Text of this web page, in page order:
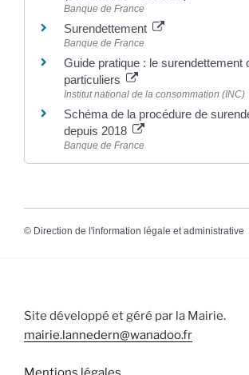
Banque de France
Surendettement
Banque de France
Guide pratique : le surendettement
particuliers
Institut national de la consommation (INC)
Schéma de la procédure de
depuis 2018
Banque de France
© Direction de l'information légale et administrative
Site développé et géré par la Mairie.
mairie.lannedern@wanadoo.fr